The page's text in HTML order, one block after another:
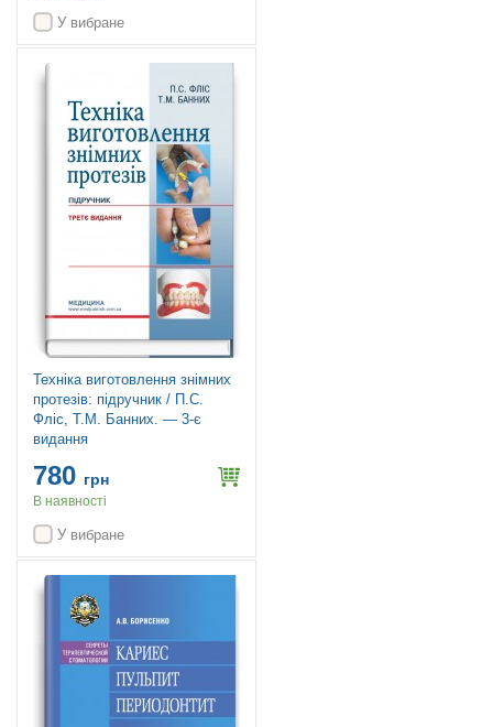
У вибране
Техніка виготовлення знімних
протезів: підручник / П.С.
Фліс, Т.М. Банних. — 3-є
видання
780 грн
В наявності
У вибране